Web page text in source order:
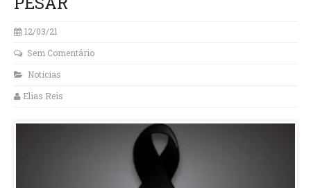
12/03/21
Sem Comentário
Notícias
Elias Reis